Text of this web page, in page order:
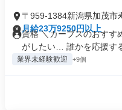
〒959-1384新潟県加茂市
月給23万9250円以上
資格 ＼カーブスのおすす
がしたい… 誰かを応援す
業界未経験歓迎 +9個